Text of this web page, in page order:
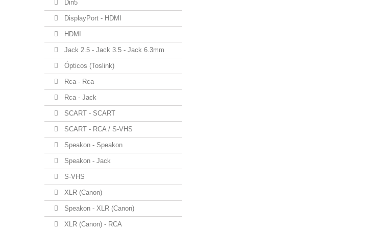
Din5
DisplayPort - HDMI
HDMI
Jack 2.5 - Jack 3.5 - Jack 6.3mm
Ópticos (Toslink)
Rca - Rca
Rca - Jack
SCART - SCART
SCART - RCA / S-VHS
Speakon - Speakon
Speakon - Jack
S-VHS
XLR (Canon)
Speakon - XLR (Canon)
XLR (Canon) - RCA